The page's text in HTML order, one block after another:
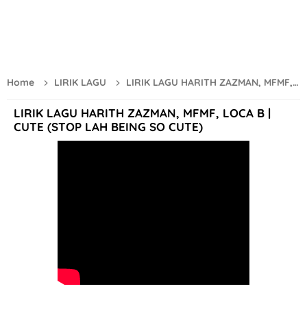
Memang Sibuk Dengan Job Review Dan Affiliate TikTok
7 Tips Redakan Bengkak Susu
Home LIRIK LAGU LIRIK LAGU HARITH ZAZMAN, MFMF, LOCA B | CUTE (STOP LAH BEING SO CUTE)
LIRIK LAGU HARITH ZAZMAN, MFMF, LOCA B |
CUTE (STOP LAH BEING SO CUTE)